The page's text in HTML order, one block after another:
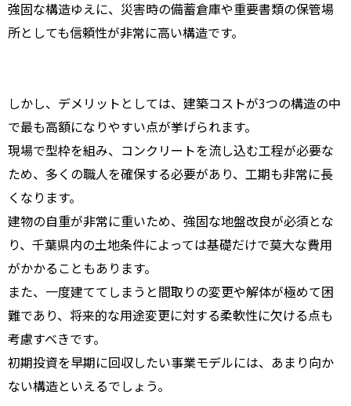
強固な構造ゆえに、災害時の備蓄倉庫や重要書類の保管場
所としても信頼性が非常に高い構造です。
しかし、デメリットとしては、建築コストが3つの構造の中
で最も高額になりやすい点が挙げられます。
現場で型枠を組み、コンクリートを流し込む工程が必要な
ため、多くの職人を確保する必要があり、工期も非常に長
くなります。
建物の自重が非常に重いため、強固な地盤改良が必須とな
り、千葉県内の土地条件によっては基礎だけで莫大な費用
がかかることもあります。
また、一度建ててしまうと間取りの変更や解体が極めて困
難であり、将来的な用途変更に対する柔軟性に欠ける点も
考慮すべきです。
初期投資を早期に回収したい事業モデルには、あまり向か
ない構造といえるでしょう。